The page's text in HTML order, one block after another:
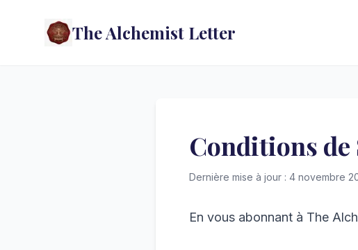
The Alchemist Letter
Conditions de
Dernière mise à jour : 4 novembre
En vous abonnant à The